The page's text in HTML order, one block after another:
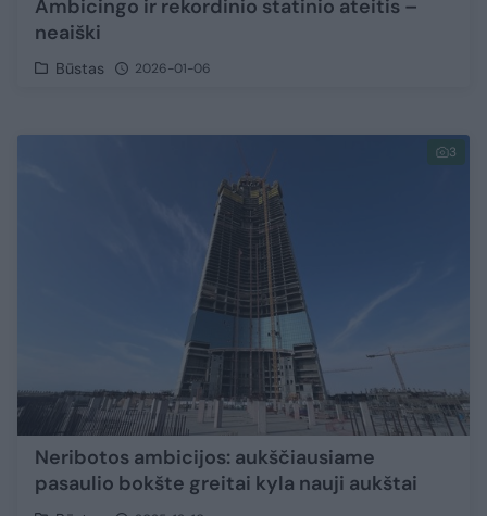
Ambicingo ir rekordinio statinio ateitis –
neaiški
Būstas 2026-01-06
3
Neribotos ambicijos: aukščiausiame
pasaulio bokšte greitai kyla nauji aukštai